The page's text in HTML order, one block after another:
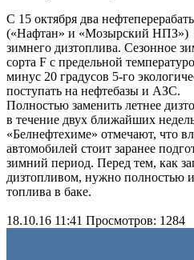
С 15 октября два
(«Нафтан» и «Мозырский НПЗ»)
зимнего дизтоплива. Сезонное
сорта F с предельной
минус 20 градусов 5-го
поступать на нефтебазы и АЗС.
Полностью заменить летнее
в течение двух ближайших
«Белнефтехиме» отмечают, что
автомобилей стоит заранее
зимний период. Перед тем, как
дизтопливом, нужно полностью
топлива в баке.
18.10.16 11:41 Просмотров: 1284